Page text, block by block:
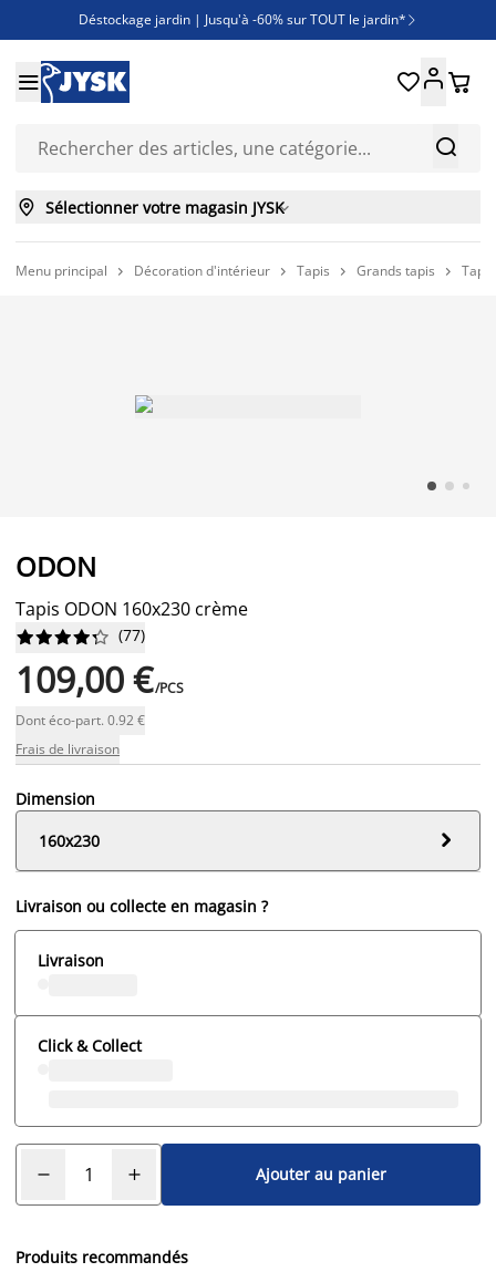
Déstockage jardin | Jusqu'à -60% sur TOUT le jardin* 
Jusqu'à -50% sur une sélection literie
Découvrez les nouveautés de la collection


 
 Sélectionner votre magasin JYSK
Menu principal  Décoration d'intérieur  Tapis  Grands tapis 
ODON
Tapis ODON 160x230 crème





 (77)
109,00 €/PCS
Dont éco-part. 0.92 €
Frais de livraison
Dimension
160x230

Livraison ou collecte en magasin ?
Livraison
Click & Collect
Ajouter au panier
Produits recommandés